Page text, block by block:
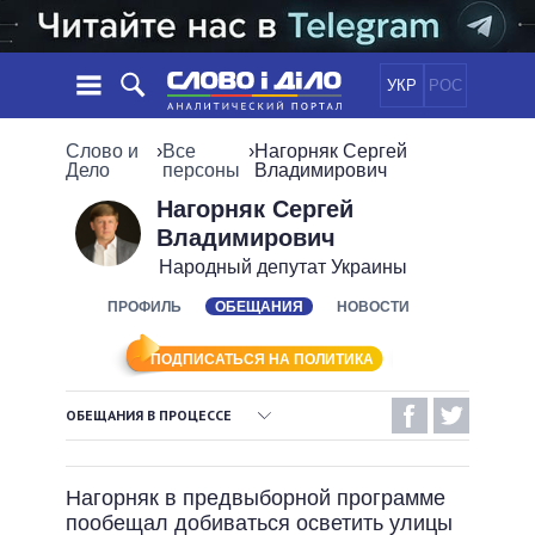
УКР РОС
НОВОСТИ
ЛЕНТА
СОБЫТИЯ
МНЕНИЯ
ОБЗОРЫ
ДАЙДЖЕСТЫ
ПОЛИТИКА
ЭКОНОМИКА
ОБЩЕСТВО
МИР
ОБЕЩАНИЯ
ПОЛИТИКИ
ВСЕ ПОЛИТИКИ
ПРЕЗИДЕНТ И ОФИС
ВЕРХОВНАЯ РАДА
КАБИНЕТ МИНИСТРОВ
ВСЕ ПЕРСОНЫ
ИНФОГРАФИКА
ВИДЕО
ПОДДЕРЖАТЬ
СРАВНЕНИЕ ПОЛИТИКОВ
Слово и
Дело
›Все
персоны
›Нагорняк Сергей
Владимирович
Нагорняк Сергей
Владимирович
Народный депутат Украины
ПРОФИЛЬ ОБЕЩАНИЯ НОВОСТИ
ПОДПИСАТЬСЯ НА ПОЛИТИКА
ОБЕЩАНИЯ В ПРОЦЕССЕ
НЕВЫПОЛНЕННЫЕ ОБЕЩАНИЯ
Нагорняк в предвыборной программе
пообещал добиваться осветить улицы